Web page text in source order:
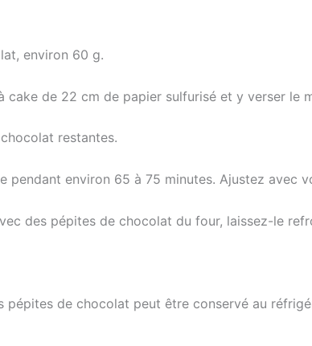
environ 60 g.
cake de 22 cm de papier sulfurisé et y verser le
restantes.
pendant environ 65 à 75 minutes. Ajustez avec
des pépites de chocolat du four, laissez-le
pépites de chocolat peut être conservé au